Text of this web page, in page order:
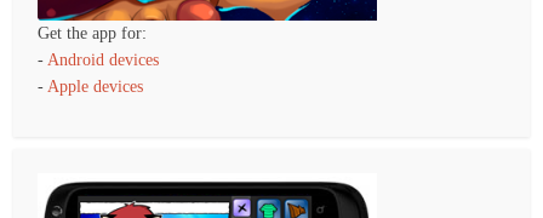
Get the app for:
- Android devices
- Apple devices